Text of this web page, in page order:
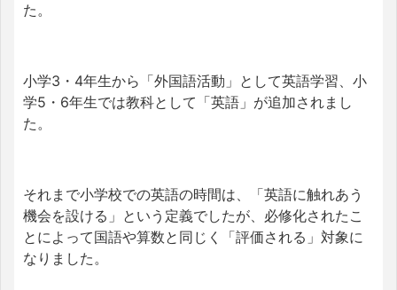
た。
小学3・4年生から「外国語活動」として英語学習、小
学5・6年生では教科として「英語」が追加されまし
た。
それまで小学校での英語の時間は、「英語に触れあう
機会を設ける」という定義でしたが、必修化されたこ
とによって国語や算数と同じく「評価される」対象に
なりました。